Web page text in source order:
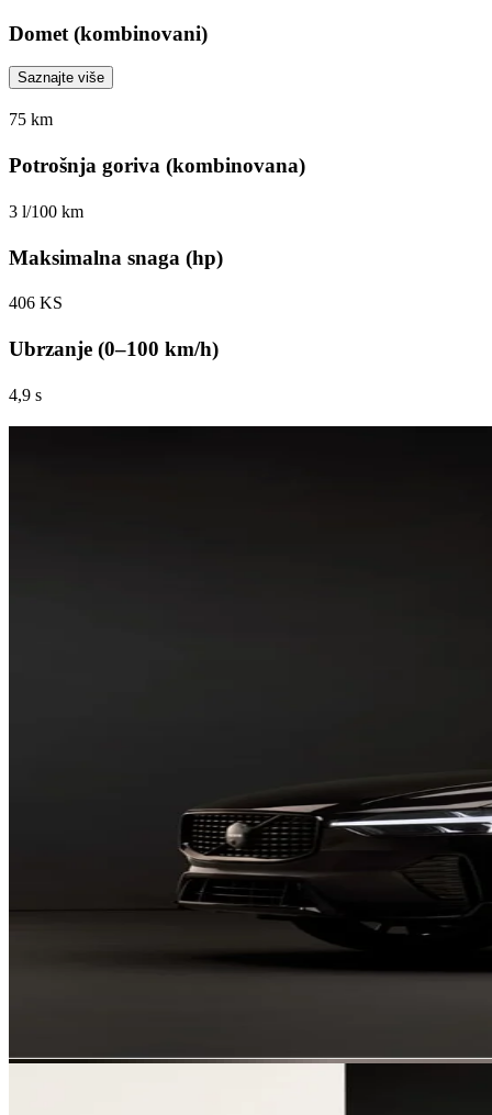
Domet (kombinovani)
Saznajte više
75 km
Potrošnja goriva (kombinovana)
3 l/100 km
Maksimalna snaga (hp)
406 KS
Ubrzanje (0–100 km/h)
4,9 s